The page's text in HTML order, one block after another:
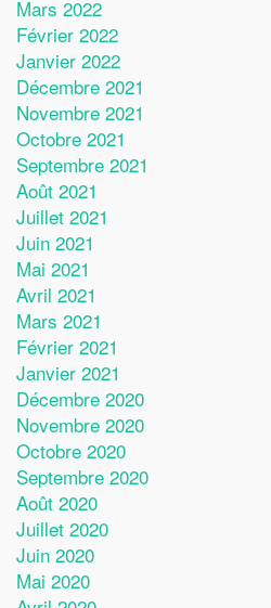
Mars 2022
Février 2022
Janvier 2022
Décembre 2021
Novembre 2021
Octobre 2021
Septembre 2021
Août 2021
Juillet 2021
Juin 2021
Mai 2021
Avril 2021
Mars 2021
Février 2021
Janvier 2021
Décembre 2020
Novembre 2020
Octobre 2020
Septembre 2020
Août 2020
Juillet 2020
Juin 2020
Mai 2020